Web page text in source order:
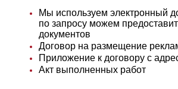
Мы используем электронный
по запросу можем
документов
Договор на размещение
Приложение к договору с
Акт выполненных работ